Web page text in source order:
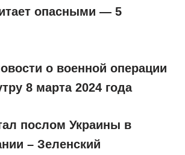
опасными — 5
о военной операции
8 марта 2024 года
послом Украины в
– Зеленский